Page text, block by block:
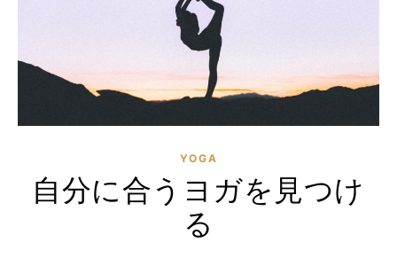
YOGA
自分に合うヨガを見つけ
る